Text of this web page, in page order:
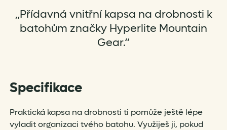
„Přídavná vnitřní kapsa na drobnosti k
batohům značky Hyperlite Mountain
Gear.“
Specifikace
Praktická kapsa na drobnosti ti pomůže ještě lépe
vyladit organizaci tvého batohu. Využiješ ji, pokud